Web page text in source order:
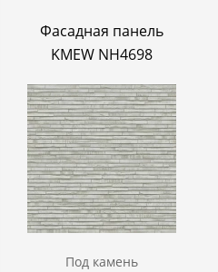
Фасадная панель
KMEW NH4698
Под камень